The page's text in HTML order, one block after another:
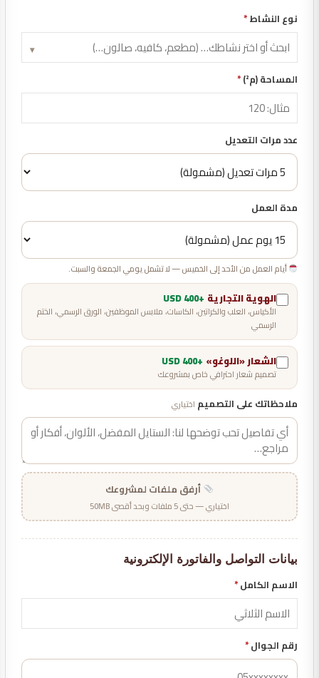
نوع النشاط*
▾
المساحة (م²) *
عدد مرات التعديل
مدة العمل
أيام العمل من الأحد إلى الخميس — لا تشمل يومي الجمعة والسبت.
الهوية التجارية +400 USD
الأكياس، العلب والكراتين، الكاسات، ملابس الموظفين، الورق الرسمي، الختم
الرسمي
الشعار «اللوغو» +400 USD
تصميم شعار احترافي خاص بمشروعك
ملاحظاتك على التصميم اختياري
أرفق ملفات لمشروعك
اختياري — حتى 5 ملفات وبحد أقصى 50MB
بيانات التواصل والفاتورة الإلكترونية
الاسم الكامل*
رقم الجوال*